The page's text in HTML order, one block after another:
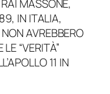
MASSONE,
IN ITALIA,
AVREBBERO
“VERITÀ”
11 IN